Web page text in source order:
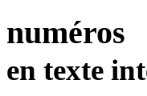
numéros
en texte